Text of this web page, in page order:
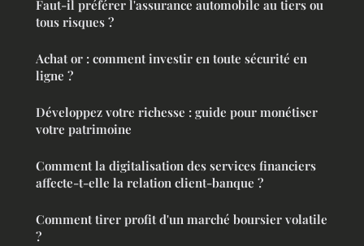
Faut-il préférer l'assurance automobile au tiers ou
tous risques ?
Achat or : comment investir en toute sécurité en
ligne ?
Développez votre richesse : guide pour monétiser
votre patrimoine
Comment la digitalisation des services financiers
affecte-t-elle la relation client-banque ?
Comment tirer profit d'un marché boursier volatile
?